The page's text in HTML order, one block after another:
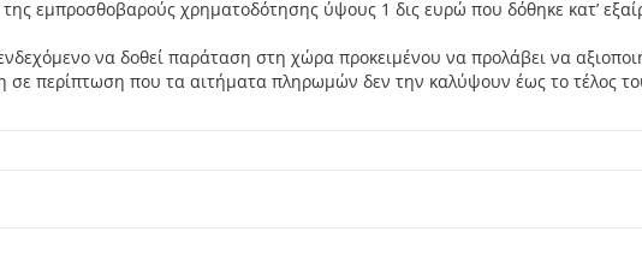
εμπροσθοβαρούς χρηματοδότησης ύψους 1 δις ευρώ που δόθηκε κατ’
να δοθεί παράταση στη χώρα προκειμένου να προλάβει να
περίπτωση που τα αιτήματα πληρωμών δεν την καλύψουν έως το τέλος